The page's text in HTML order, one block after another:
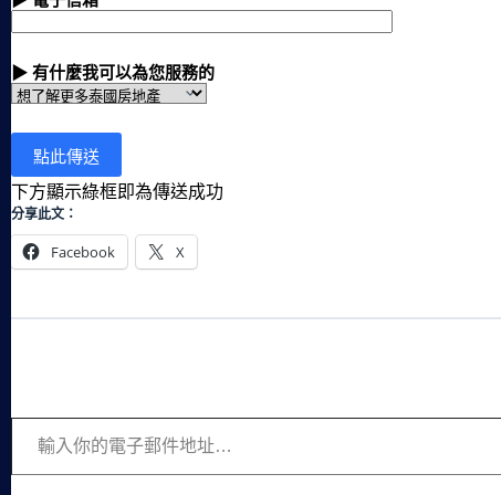
▶ 有什麼我可以為您服務的
下方顯示綠框即為傳送成功
分享此文：
Facebook X
輸入你的電子郵件地址…